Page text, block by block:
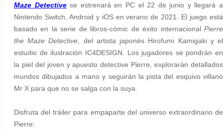
Maze Detectivese estrenará en PC el 22 de junio y llegará a
Nintendo Switch, Android y iOS en verano de 2021. El juego está
basado en la serie de libros-cómic de éxito internacionalPierre
the Maze Detective , del artista japonés Hirofumi Kamigaki y el
estudio de ilustración IC4DESIGN. Los jugadores se pondrán en
la piel del joven y apuesto detective Pierre, explorarán detallados
mundos dibujados a mano y seguirán la pista del esquivo villano
Mr X para que no se salga con la suya.
Disfruta del tráiler para empaparte del universo extraordinario de
Pierre: